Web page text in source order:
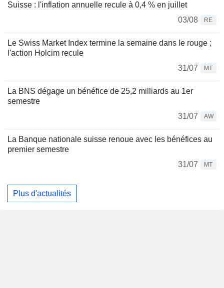
Suisse : l'inflation annuelle recule à 0,4 % en juillet
03/08
RE
Le Swiss Market Index termine la semaine dans le rouge ;
l'action Holcim recule
31/07
MT
La BNS dégage un bénéfice de 25,2 milliards au 1er
semestre
31/07
AW
La Banque nationale suisse renoue avec les bénéfices au
premier semestre
31/07
MT
Plus d'actualités